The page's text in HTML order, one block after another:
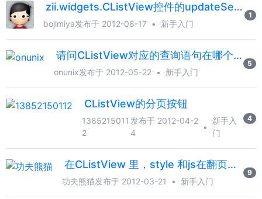
zii.widgets.CListView控件的updateSelector使用困惑，请解答
bojimiya发布于 2012-08-17 • 新手入门
1
请问CListView对应的查询语句在哪个文件中
onunix发布于 2012-05-22 • 新手入门
5
CListView的分页按钮
1385215011
2
发布于 2012-04-2
4
•
新手入
门
4
在CListView 里，style 和js在翻页后都不好使了（已附截图）
功夫熊猫发布于 2012-03-21 • 新手入门
9